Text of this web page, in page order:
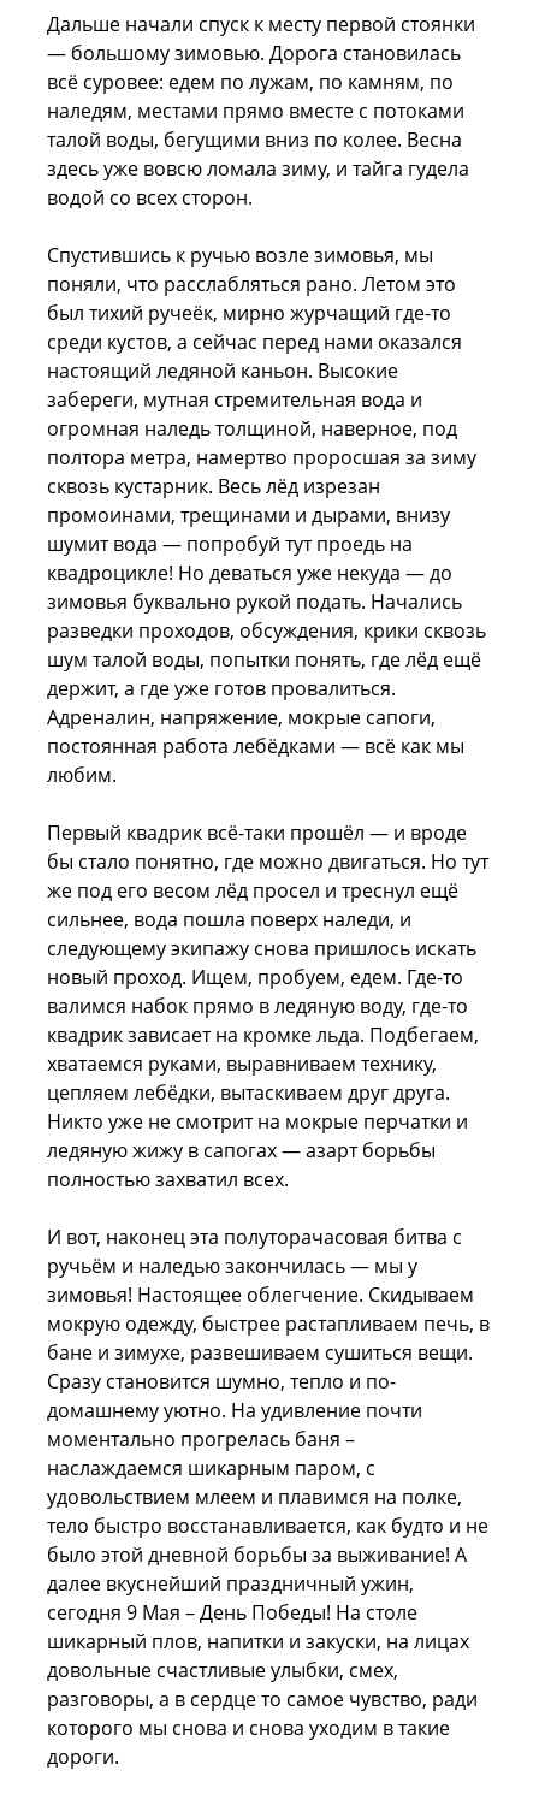
Дальше начали спуск к месту первой стоянки
— большому зимовью. Дорога становилась
всё суровее: едем по лужам, по камням, по
наледям, местами прямо вместе с потоками
талой воды, бегущими вниз по колее. Весна
здесь уже вовсю ломала зиму, и тайга гудела
водой со всех сторон.
Спустившись к ручью возле зимовья, мы
поняли, что расслабляться рано. Летом это
был тихий ручеёк, мирно журчащий где-то
среди кустов, а сейчас перед нами оказался
настоящий ледяной каньон. Высокие
забереги, мутная стремительная вода и
огромная наледь толщиной, наверное, под
полтора метра, намертво проросшая за зиму
сквозь кустарник. Весь лёд изрезан
промоинами, трещинами и дырами, внизу
шумит вода — попробуй тут проедь на
квадроцикле! Но деваться уже некуда — до
зимовья буквально рукой подать. Начались
разведки проходов, обсуждения, крики сквозь
шум талой воды, попытки понять, где лёд ещё
держит, а где уже готов провалиться.
Адреналин, напряжение, мокрые сапоги,
постоянная работа лебёдками — всё как мы
любим.
Первый квадрик всё-таки прошёл — и вроде
бы стало понятно, где можно двигаться. Но тут
же под его весом лёд просел и треснул ещё
сильнее, вода пошла поверх наледи, и
следующему экипажу снова пришлось искать
новый проход. Ищем, пробуем, едем. Где-то
валимся набок прямо в ледяную воду, где-то
квадрик зависает на кромке льда. Подбегаем,
хватаемся руками, выравниваем технику,
цепляем лебёдки, вытаскиваем друг друга.
Никто уже не смотрит на мокрые перчатки и
ледяную жижу в сапогах — азарт борьбы
полностью захватил всех.
И вот, наконец эта полуторачасовая битва с
ручьём и наледью закончилась — мы у
зимовья! Настоящее облегчение. Скидываем
мокрую одежду, быстрее растапливаем печь, в
бане и зимухе, развешиваем сушиться вещи.
Сразу становится шумно, тепло и по-
домашнему уютно. На удивление почти
моментально прогрелась баня –
наслаждаемся шикарным паром, с
удовольствием млеем и плавимся на полке,
тело быстро восстанавливается, как будто и не
было этой дневной борьбы за выживание! А
далее вкуснейший праздничный ужин,
сегодня 9 Мая – День Победы! На столе
шикарный плов, напитки и закуски, на лицах
довольные счастливые улыбки, смех,
разговоры, а в сердце то самое чувство, ради
которого мы снова и снова уходим в такие
дороги.